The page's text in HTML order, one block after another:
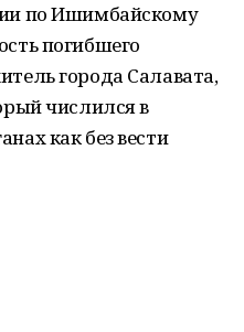
по Ишимбайскому
погибшего
города Салавата,
числился в
как без вести